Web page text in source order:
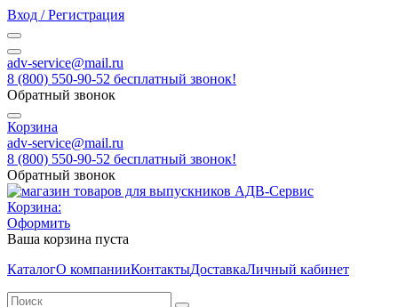
Вход / Регистрация
adv-service@mail.ru
8 (800) 550-90-52 бесплатный звонок!
Обратный звонок
Корзина
adv-service@mail.ru
8 (800) 550-90-52 бесплатный звонок!
Обратный звонок
Корзина:
Оформить
Ваша корзина пуста
КаталогО компанииКонтактыДоставкаЛичный кабинет